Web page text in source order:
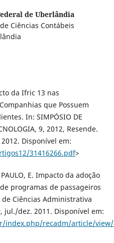
de Uberlândia
Ciências Contábeis
da Ifric 13 nas
que Possuem
In: SIMPÓSIO DE
9, 2012, Resende.
2012. Disponível em:
31416266.pdf>
PAULO, E. Impacto da adoção
programas de passageiros
Ciências Administrativa
jul./dez. 2011. Disponível em:
index.php/recadm/article/